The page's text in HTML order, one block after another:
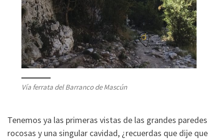
Vía ferrata del Barranco de Mascún
Tenemos ya las primeras vistas de las grandes paredes
rocosas y una singular cavidad, ¿recuerdas que dije que